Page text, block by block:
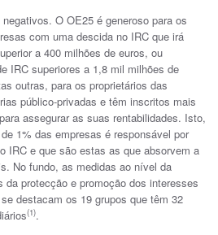
O OE25 é generoso para os
com uma descida no IRC que irá
a 400 milhões de euros, ou
IRC superiores a 1,8 mil milhões de
outras, para os proprietários das
público-privadas e têm inscritos mais
assegurar as suas rentabilidades. Isto,
1% das empresas é responsável por
IRC e que são estas as que absorvem a
No fundo, as medidas ao nível da
protecção e promoção dos interesses
destacam os 19 grupos que têm 32
(1).